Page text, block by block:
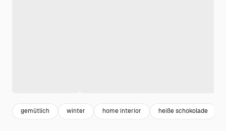
gemütlich winter home interior heiße schokolade